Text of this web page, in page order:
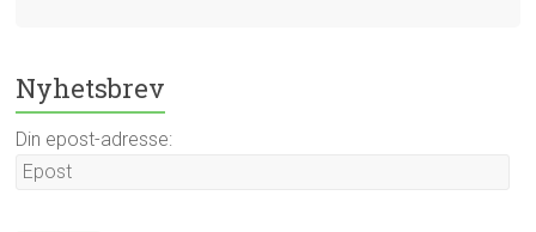
Nyhetsbrev
Din epost-adresse: